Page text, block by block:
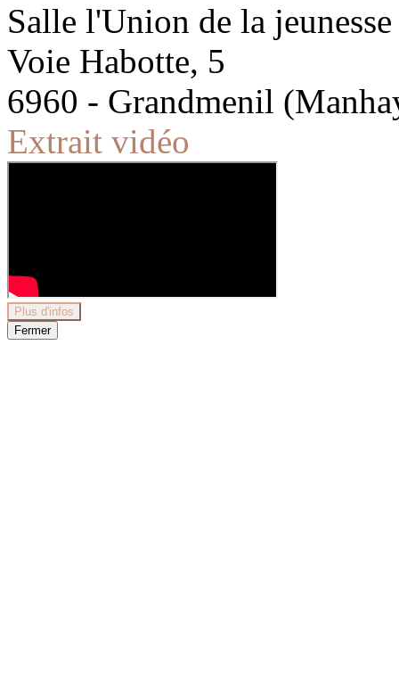
Salle l'Union de la jeunesse
Voie Habotte, 5
6960 - Grandmenil
Extrait vidéo
Plus d'infos
Fermer